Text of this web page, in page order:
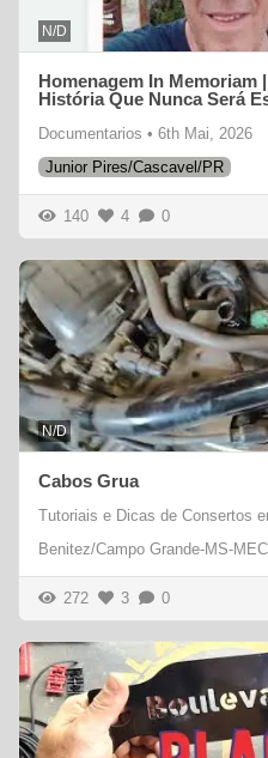
N/D
Homenagem In Memoriam
História Que Nunca Será
Documentarios • 6th Mai, 2026
Junior Pires/Cascavel/PR
140 4 0
N/D
Cabos Grua
Tutoriais e Dicas de Consertos
Benitez/Campo Grande-MS-
272 3 0